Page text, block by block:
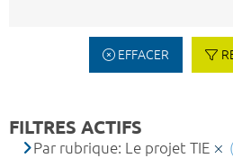
EFFACER
FILTRES ACTIFS
Par rubrique: Le projet TIE